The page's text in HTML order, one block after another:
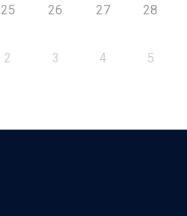
25 26 27 28
2 3 4 5